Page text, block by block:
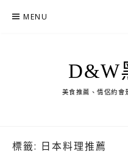
MENU
D&W
美食推薦、情侶約會
標籤: 日本料理推薦